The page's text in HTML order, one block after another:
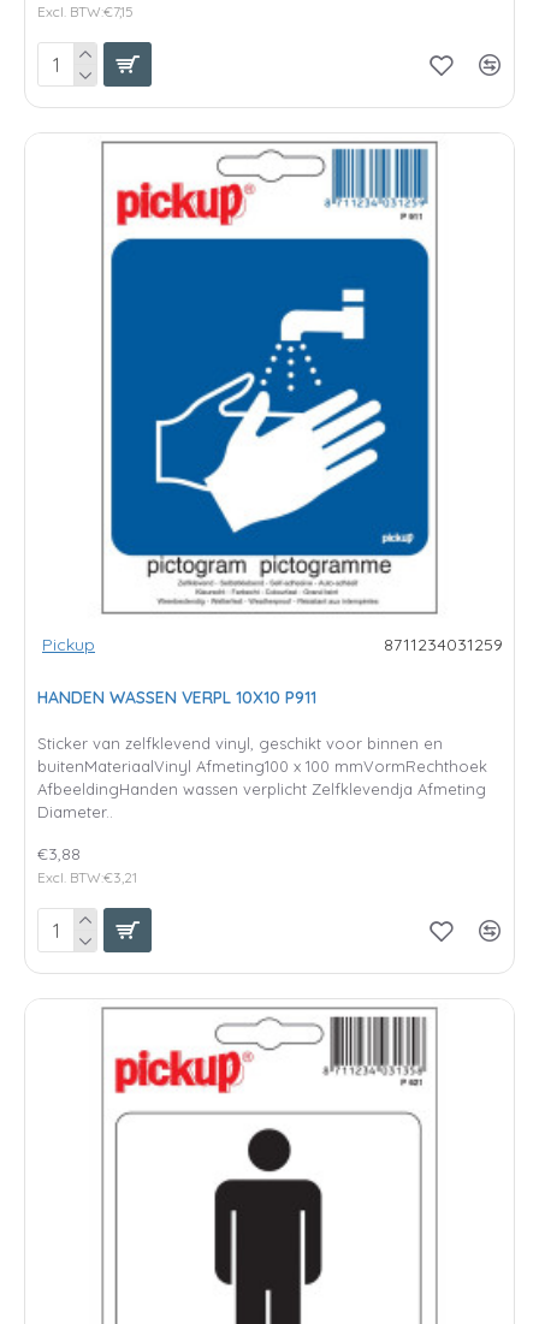
Excl. BTW:€7,15
Pickup 8711234031259
HANDEN WASSEN VERPL 10X10 P911
Sticker van zelfklevend vinyl, geschikt voor binnen en
buitenMateriaalVinyl Afmeting100 x 100 mmVormRechthoek
AfbeeldingHanden wassen verplicht Zelfklevendja Afmeting
Diameter..
€3,88
Excl. BTW:€3,21